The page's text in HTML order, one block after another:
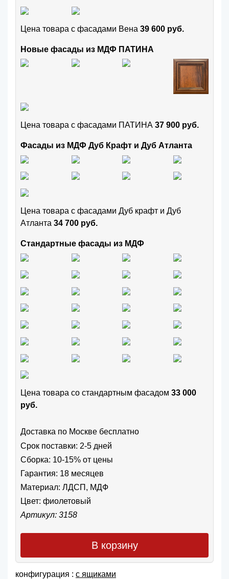
Цена товара с фасадами Вена 39 600 руб.
Новые фасады из МДФ ПАТИНА
Цена товара с фасадами ПАТИНА 37 900 руб.
Фасады из МДФ Дуб Крафт и Дуб Атланта
Цена товара с фасадами Дуб крафт и Дуб
Атланта 34 700 руб.
Стандартные фасады из МДФ
Цена товара cо стандартным фасадом 33 000
руб.
Доставка по Москве бесплатно
Срок поставки: 2-5 дней
Сборка: 10-15% от цены
Гарантия: 18 месяцев
Материал: ЛДСП, МДФ
Цвет: фиолетовый
Артикул: 3158
В корзину
конфигурация : с ящиками